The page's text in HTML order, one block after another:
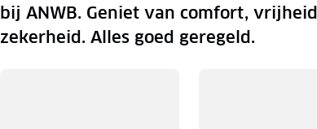
bij ANWB. Geniet van comfort,
zekerheid. Alles goed geregeld.